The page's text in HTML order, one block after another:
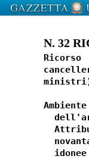
N. 32
idonee